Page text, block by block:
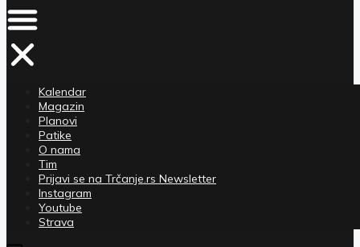
Kalendar
Magazin
Planovi
Patike
O nama
Tim
Prijavi se na Trčanje.rs Newsletter
Instagram
Youtube
Strava